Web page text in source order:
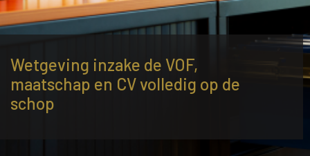
Wetgeving inzake de VOF,
maatschap en CV volledig op de
schop